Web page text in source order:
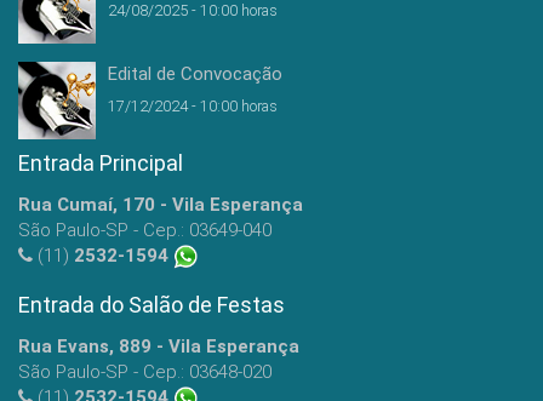
24/08/2025 - 10:00 horas
Edital de Convocação
17/12/2024 - 10:00 horas
Entrada Principal
Rua Cumaí, 170 - Vila Esperança
São Paulo-SP - Cep.: 03649-040
(11) 2532-1594
Entrada do Salão de Festas
Rua Evans, 889 - Vila Esperança
São Paulo-SP - Cep.: 03648-020